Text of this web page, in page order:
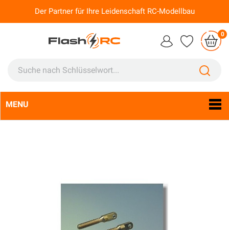
Der Partner für Ihre Leidenschaft RC-Modellbau
0
MENU
Sprache: